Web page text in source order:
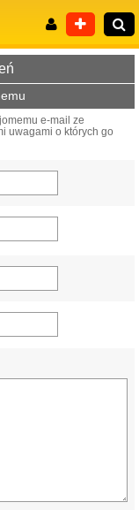
e-mail ze
uwagami o których go